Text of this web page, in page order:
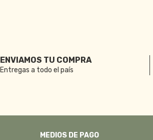
ENVIAMOS TU COMPRA
Entregas a todo el país
MEDIOS DE PAGO